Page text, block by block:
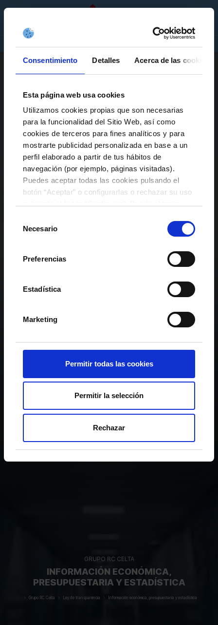
Consentimiento Detalles Acerca de las cookies
Esta página web usa cookies
Utilizamos cookies propias que son necesarias
para la funcionalidad del Sitio Web, así como
cookies de terceros para fines analíticos y para
mostrarte publicidad personalizada en base a un
perfil elaborado a partir de tus hábitos de
navegación (por ejemplo, páginas visitadas).
Puedes aceptar todas las cookies pulsando el
botón “Aceptar” o configurarlas o rechazar su uso
Necesario
Preferencias
Estadística
Marketing
Permitir todas las cookies
Permitir la selección
Rechazar
GRUPO RC CELTA
INFORMACIÓN ECONÓMICA,
PRESUPUESTARIA Y ESTADÍSTICA
Inicio Grupo RC Celta Ley de transparencia Información económica, presupuestaria y estadística